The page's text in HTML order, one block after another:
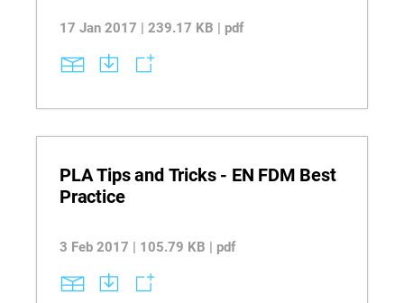
17 Jan 2017 | 239.17 KB | pdf
PLA Tips and Tricks - EN FDM Best
Practice
3 Feb 2017 | 105.79 KB | pdf